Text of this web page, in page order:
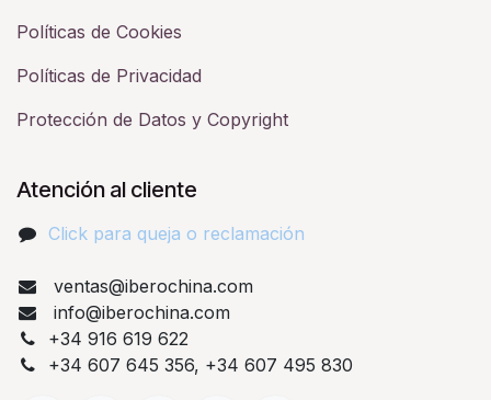
Políticas de Cookies
Políticas de Privacidad
Protección de Datos y Copyright
Atención al cliente
Click para queja o reclamación​
ventas@iberochina.com
info@iberochina.com
+34 916 619 622
+34 607 645 356, +34 607 495 830